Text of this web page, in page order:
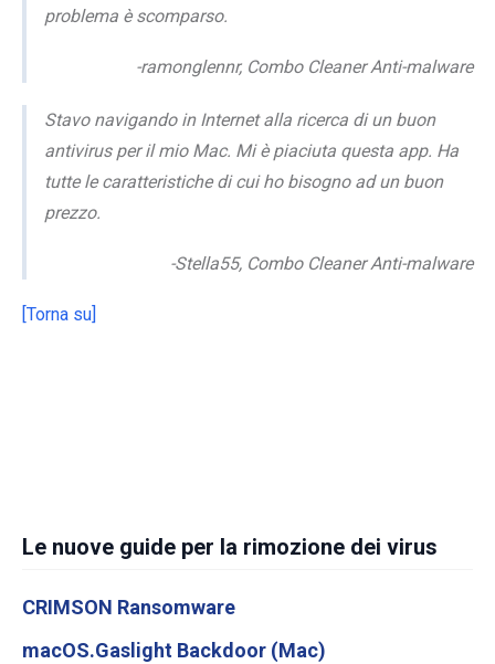
problema è scomparso.
-ramonglennr, Combo Cleaner Anti-malware
Stavo navigando in Internet alla ricerca di un buon
antivirus per il mio Mac. Mi è piaciuta questa app. Ha
tutte le caratteristiche di cui ho bisogno ad un buon
prezzo.
-Stella55, Combo Cleaner Anti-malware
[Torna su]
Le nuove guide per la rimozione dei virus
CRIMSON Ransomware
macOS.Gaslight Backdoor (Mac)